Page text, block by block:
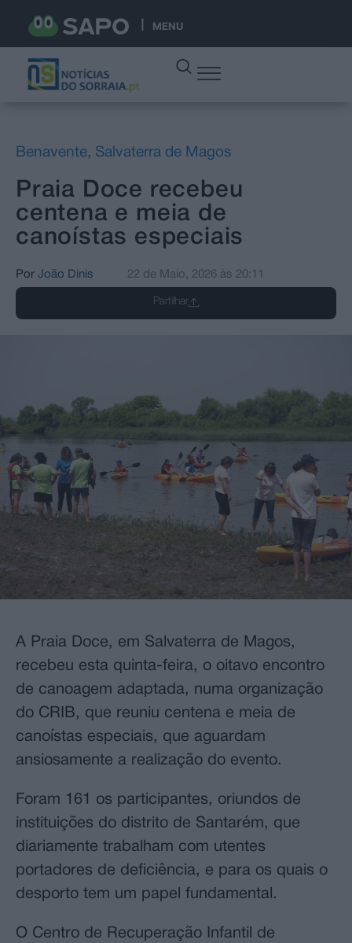
MENU
Benavente, Salvaterra de Magos
Praia Doce recebeu
centena e meia de
canoístas especiais
Por João Dinis 22 de Maio, 2026 às 20:11
Partilhar
A Praia Doce, em Salvaterra de Magos,
recebeu esta quinta-feira, o oitavo encontro
de canoagem adaptada, numa organização
do CRIB, que reuniu centena e meia de
canoístas especiais, que aguardam
ansiosamente a realização do evento.
Foram 161 os participantes, oriundos de
instituições do distrito de Santarém, que
diariamente trabalham com utentes
portadores de deficiência, e para os quais o
desporto tem um papel fundamental.
O Centro de Recuperação Infantil de